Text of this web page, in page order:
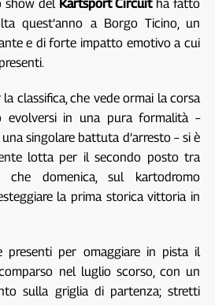
show del Kartsport Circuitha fatto
quest’anno a Borgo Ticino, un
e di forte impatto emotivo a cui
classifica, che vede ormai la corsa
in una pura formalità –
singolare battuta d’arresto – si è
lotta per il secondo posto tra
che domenica, sul kartodromo
la prima storica vittoria in
presenti per omaggiare in pista il
nel luglio scorso, con un
sulla griglia di partenza; stretti